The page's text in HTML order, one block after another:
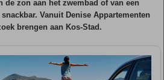
de zon aan het zwembad of van een
Vanuit Denise Appartementen
brengen aan Kos-Stad.